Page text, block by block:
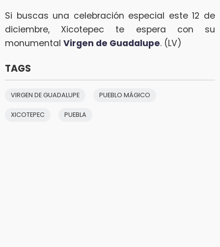
Si buscas una celebración especial este 12 de
diciembre, Xicotepec te espera con su
monumental Virgen de Guadalupe. (LV)
TAGS
VIRGEN DE GUADALUPE PUEBLO MÁGICO
XICOTEPEC PUEBLA